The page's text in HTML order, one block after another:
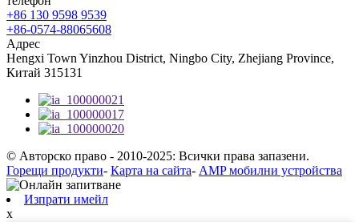
+86 130 9598 9539
+86-0574-88065608
Адрес
Hengxi Town Yinzhou District, Ningbo City, Zhejiang Province,
Китай 315131
© Авторско право - 2010-2025: Всички права запазени.
Горещи продукти- Карта на сайта- AMP мобилни устройства
Изпрати имейл
x